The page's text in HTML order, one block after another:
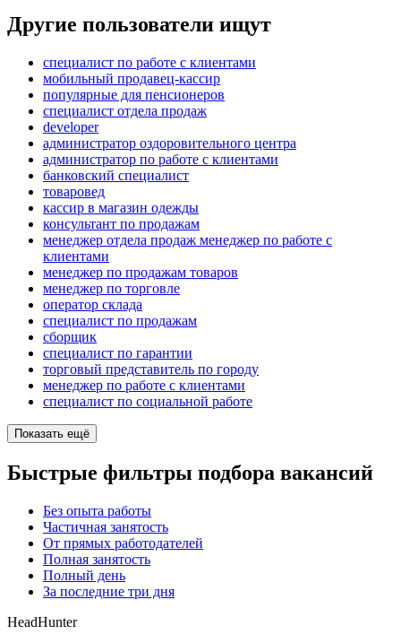
Другие пользователи ищут
специалист по работе с клиентами
мобильный продавец-кассир
популярные для пенсионеров
специалист отдела продаж
developer
администратор оздоровительного центра
администратор по работе с клиентами
банковский специалист
товаровед
кассир в магазин одежды
консультант по продажам
менеджер отдела продаж менеджер по работе с
клиентами
менеджер по продажам товаров
менеджер по торговле
оператор склада
специалист по продажам
сборщик
специалист по гарантии
торговый представитель по городу
менеджер по работе с клиентами
специалист по социальной работе
Показать ещё
Быстрые фильтры подбора вакансий
Без опыта работы
Частичная занятость
От прямых работодателей
Полная занятость
Полный день
За последние три дня
HeadHunter